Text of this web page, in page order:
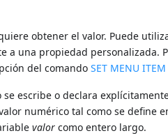
obtener el valor. Puede
a una propiedad personalizada.
del comandoSET MENU ITEM
se escribe o declara
numérico tal como se define
valor como entero largo.